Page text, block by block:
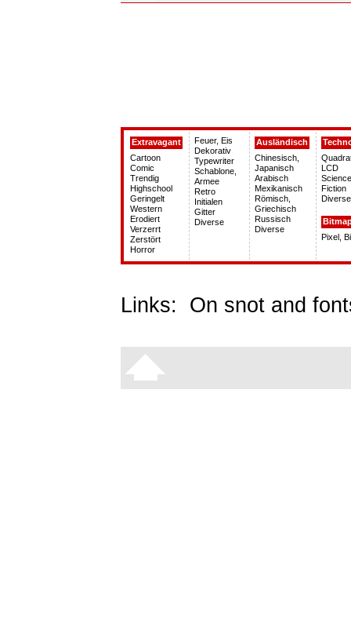
Extravagant
Cartoon
Comic
Trendig
Highschool
Geringelt
Western
Erodiert
Verzerrt
Zerstört
Horror
Feuer, Eis
Dekorativ
Typewriter
Schablone,
Armee
Retro
Initialen
Gitter
Diverse
Ausländisch
Chinesisch,
Japanisch
Arabisch
Mexikanisch
Römisch,
Griechisch
Russisch
Diverse
LCD
Fiction
Diverse
Pixel,
Links: On snot and